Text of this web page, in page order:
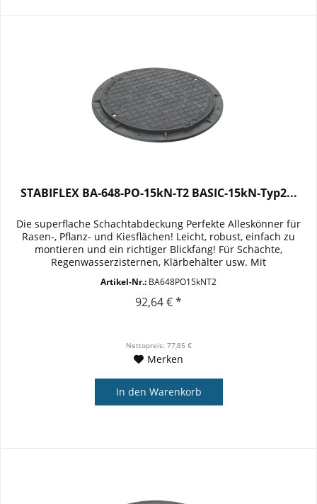
STABIFLEX BA-648-PO-15kN-T2 BASIC-15kN-Typ2...
Die superflache Schachtabdeckung Perfekte Alleskönner für
Rasen-, Pflanz- und Kiesflächen! Leicht, robust, einfach zu
montieren und ein richtiger Blickfang! Für Schächte,
Regenwasserzisternen, Klärbehälter usw. Mit
Artikel-Nr.: BA648PO15kNT2
92,64 € *
Nettopreis: 77,85 €
Merken
In den Warenkorb